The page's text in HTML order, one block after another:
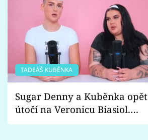
TADEÁŠ KUBĚNKA
Sugar Denny a Kuběnka opět
útočí na Veronicu Biasiol.
Proč je podle nich falešná a